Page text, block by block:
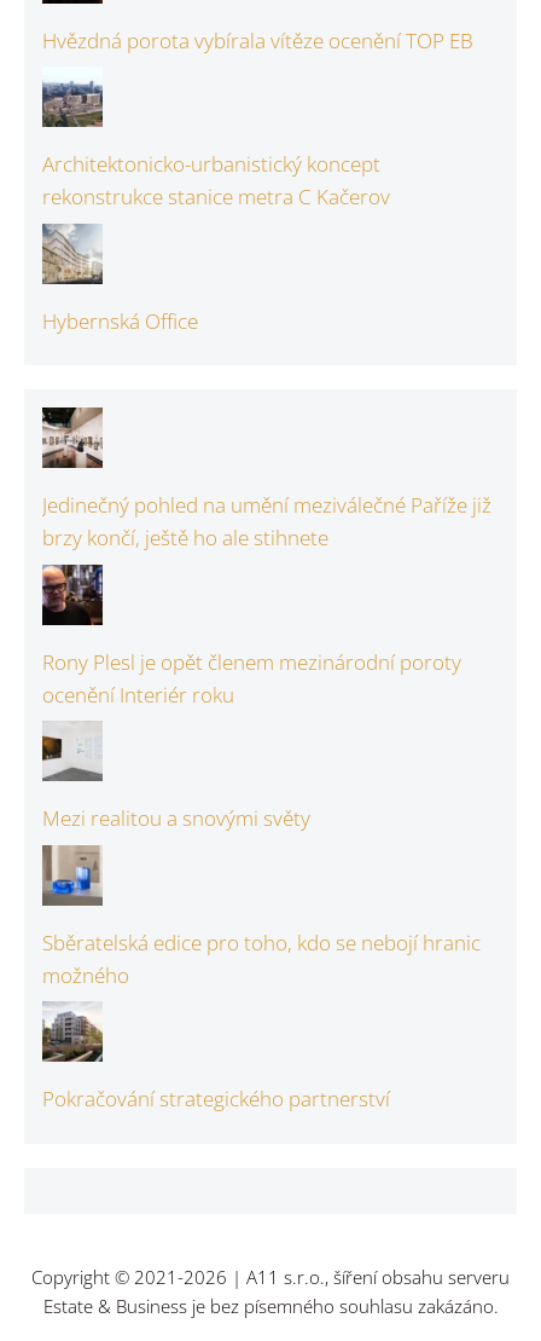
Hvězdná porota vybírala vítěze ocenění TOP EB
Architektonicko-urbanistický koncept
rekonstrukce stanice metra C Kačerov
Hybernská Office
Jedinečný pohled na umění meziválečné Paříže již
brzy končí, ještě ho ale stihnete
Rony Plesl je opět členem mezinárodní poroty
ocenění Interiér roku
Mezi realitou a snovými světy
Sběratelská edice pro toho, kdo se nebojí hranic
možného
Pokračování strategického partnerství
Copyright © 2021-2026 | A11 s.r.o., šíření obsahu serveru
Estate & Business je bez písemného souhlasu zakázáno.